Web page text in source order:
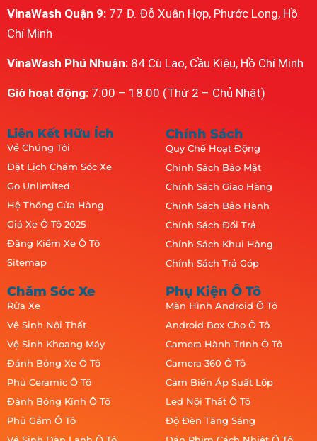
VinaWash Quận 9: 77 Đ. Đỗ Xuân Hợp, Phước Long, Hồ
Chí Minh
VinaWash Phú Nhuận: 84 Cù Lao, Cầu Kiệu, Hồ Chí Minh
Giờ hoạt động: 7:00 – 18:00 (Thứ 2 – Chủ Nhật)
Liên Kết Hữu Ích
Về Chúng Tôi
Đặt Lịch Chăm Sóc Xe
Go Unlimited
Hệ Thống Cửa Hàng
Giá Xe Ô Tô 2025
Đăng Kiểm Xe Ô Tô
Sitemap
Chính Sách
Quy Chế Hoạt Động
Chính Sách Bảo Mật
Chính Sách Giao Hàng
Chính Sách Bảo Hành
Chính Sách Đổi Trả
Chính Sách Khui Hàng
Chính Sách Trả Góp
Chăm Sóc Xe
Rửa Xe
Vệ Sinh Nội Thất
Vệ Sinh Khoang Máy
Đánh Bóng Xe Ô Tô
Phủ Ceramic Ô Tô
Đánh Bóng Kính Ô Tô
Phủ Gầm Ô Tô
Phụ Kiện Ô Tô
Màn Hình Android Ô Tô
Android Box Cho Ô Tô
Camera Hành Trình Ô Tô
Camera 360 Ô Tô
Cảm Biến Áp Suất Lốp
Led Nội Thất Ô Tô
Độ Đèn Tăng Sáng